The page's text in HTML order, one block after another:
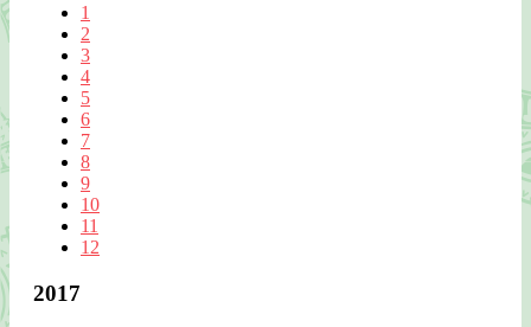
1
2
3
4
5
6
7
8
9
10
11
12
2017